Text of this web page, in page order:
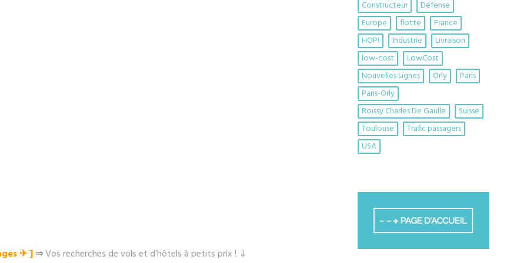
✈︎ ]⇒Vos recherches de vols et d’hôtels à petits prix ! ⇓
Constructeur
Défense
Europe
flotte
France
HOP!
Industrie
Livraison
low-cost
LowCost
Nouvelles Lignes
Orly
Paris
Paris-Orly
Roissy Charles De Gaulle
Suisse
Toulouse
Trafic passagers
USA